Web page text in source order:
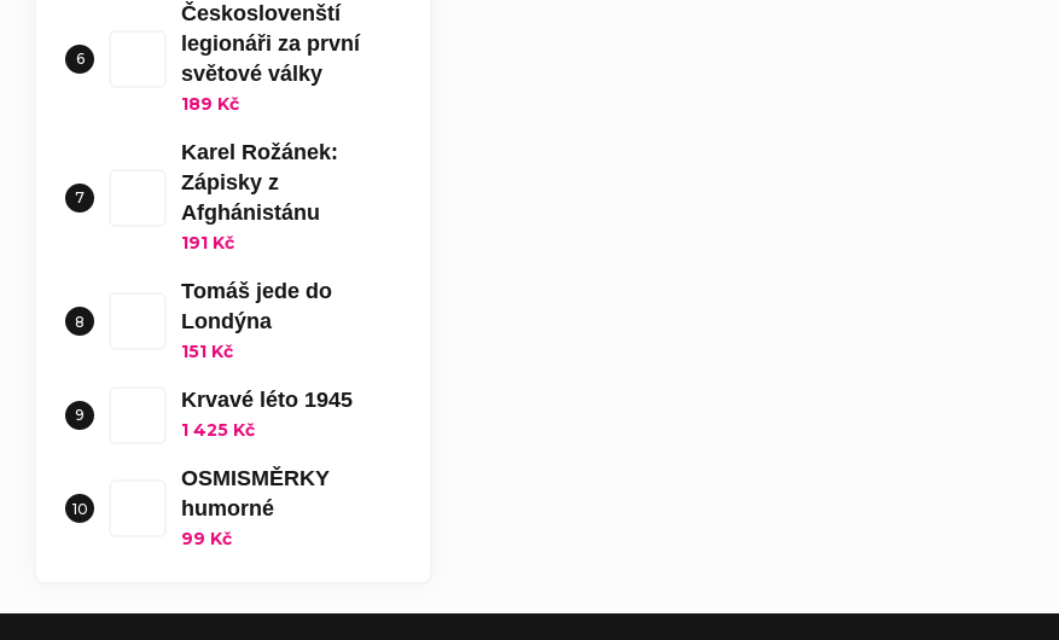
Českoslovenští
legionáři za první
světové války
189 Kč
Karel Rožánek:
Zápisky z
Afghánistánu
191 Kč
Tomáš jede do
Londýna
151 Kč
Krvavé léto 1945
1 425 Kč
OSMISMĚRKY
humorné
99 Kč